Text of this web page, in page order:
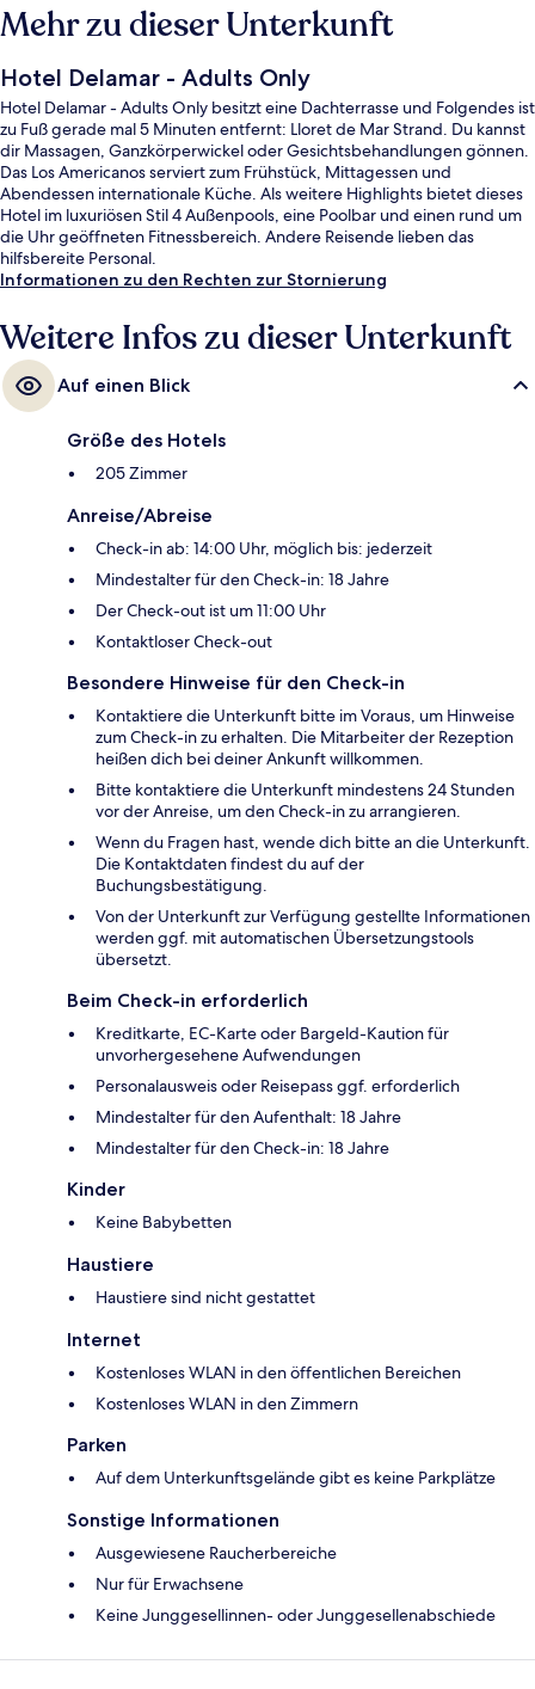
Mehr zu dieser Unterkunft
Hotel Delamar - Adults Only
Hotel Delamar - Adults Only besitzt eine Dachterrasse und Folgendes ist
zu Fuß gerade mal 5 Minuten entfernt: Lloret de Mar Strand. Du kannst
dir Massagen, Ganzkörperwickel oder Gesichtsbehandlungen gönnen.
Das Los Americanos serviert zum Frühstück, Mittagessen und
Abendessen internationale Küche. Als weitere Highlights bietet dieses
Hotel im luxuriösen Stil 4 Außenpools, eine Poolbar und einen rund um
die Uhr geöffneten Fitnessbereich. Andere Reisende lieben das
hilfsbereite Personal.
Informationen zu den Rechten zur Stornierung
Weitere Infos zu dieser Unterkunft
Auf einen Blick
Größe des Hotels
205 Zimmer
Anreise/Abreise
Check-in ab: 14:00 Uhr, möglich bis: jederzeit
Mindestalter für den Check-in: 18 Jahre
Der Check-out ist um 11:00 Uhr
Kontaktloser Check-out
Besondere Hinweise für den Check-in
Kontaktiere die Unterkunft bitte im Voraus, um Hinweise
zum Check-in zu erhalten. Die Mitarbeiter der Rezeption
heißen dich bei deiner Ankunft willkommen.
Bitte kontaktiere die Unterkunft mindestens 24 Stunden
vor der Anreise, um den Check-in zu arrangieren.
Wenn du Fragen hast, wende dich bitte an die Unterkunft.
Die Kontaktdaten findest du auf der
Buchungsbestätigung.
Von der Unterkunft zur Verfügung gestellte Informationen
werden ggf. mit automatischen Übersetzungstools
übersetzt.
Beim Check-in erforderlich
Kreditkarte, EC-Karte oder Bargeld-Kaution für
unvorhergesehene Aufwendungen
Personalausweis oder Reisepass ggf. erforderlich
Mindestalter für den Aufenthalt: 18 Jahre
Mindestalter für den Check-in: 18 Jahre
Kinder
Keine Babybetten
Haustiere
Haustiere sind nicht gestattet
Internet
Kostenloses WLAN in den öffentlichen Bereichen
Kostenloses WLAN in den Zimmern
Parken
Auf dem Unterkunftsgelände gibt es keine Parkplätze
Sonstige Informationen
Ausgewiesene Raucherbereiche
Nur für Erwachsene
Keine Junggesellinnen- oder Junggesellenabschiede